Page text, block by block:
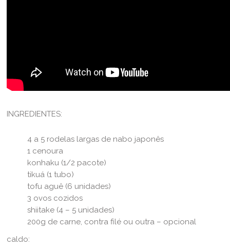
INGREDIENTES:
4 a 5 rodelas largas de nabo japonês
1 cenoura
konhaku (1/2 pacote)
tikuá (1 tubo)
tofu aguê (6 unidades)
3 ovos cozidos
shiitake (4 – 5 unidades)
200g de carne, contra filé ou outra – opcional
caldo: